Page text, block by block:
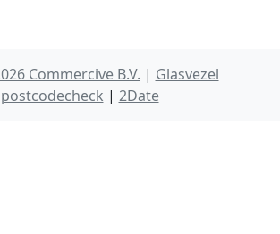
Commercive B.V. | Glasvezel
postcodecheck | 2Date